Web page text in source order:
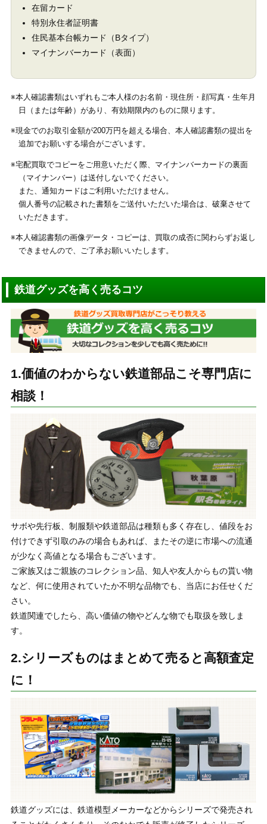
在留カード
特別永住者証明書
住民基本台帳カード（Bタイプ）
マイナンバーカード（表面）
※本人確認書類はいずれもご本人様のお名前・現住所・顔写真・生年月
日（または年齢）があり、有効期限内のものに限ります。
※現金でのお取引金額が200万円を超える場合、本人確認書類の提出を
追加でお願いする場合がございます。
※宅配買取でコピーをご用意いただく際、マイナンバーカードの裏面
（マイナンバー）は送付しないでください。
また、通知カードはご利用いただけません。
個人番号の記載された書類をご送付いただいた場合は、破棄させて
いただきます。
※本人確認書類の画像データ・コピーは、買取の成否に関わらずお返し
できませんので、ご了承お願いいたします。
鉄道グッズを高く売るコツ
1.価値のわからない鉄道部品こそ専門店に
相談！
サボや先行板、制服類や鉄道部品は種類も多く存在し、値段をお
付けできず引取のみの場合もあれば、またその逆に市場への流通
が少なく高値となる場合もございます。
ご家族又はご親族のコレクション品、知人や友人からもの貰い物
など、何に使用されていたか不明な品物でも、当店にお任せくだ
さい。
鉄道関連でしたら、高い価値の物やどんな物でも取扱を致しま
す。
2.シリーズものはまとめて売ると高額査定
に！
鉄道グッズには、鉄道模型メーカーなどからシリーズで発売され